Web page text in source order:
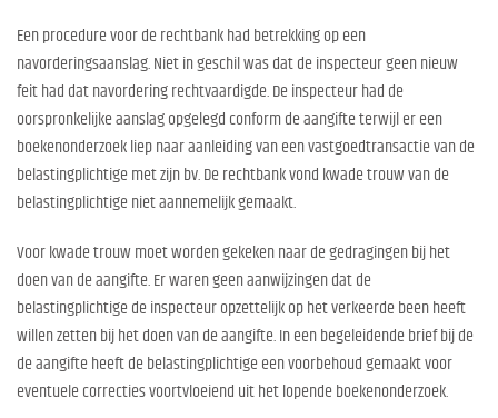
Een procedure voor de rechtbank had betrekking op een
navorderingsaanslag. Niet in geschil was dat de inspecteur geen nieuw
feit had dat navordering rechtvaardigde. De inspecteur had de
oorspronkelijke aanslag opgelegd conform de aangifte terwijl er een
boekenonderzoek liep naar aanleiding van een vastgoedtransactie van de
belastingplichtige met zijn bv. De rechtbank vond kwade trouw van de
belastingplichtige niet aannemelijk gemaakt.
Voor kwade trouw moet worden gekeken naar de gedragingen bij het
doen van de aangifte. Er waren geen aanwijzingen dat de
belastingplichtige de inspecteur opzettelijk op het verkeerde been heeft
willen zetten bij het doen van de aangifte. In een begeleidende brief bij de
de aangifte heeft de belastingplichtige een voorbehoud gemaakt voor
eventuele correcties voortvloeiend uit het lopende boekenonderzoek.